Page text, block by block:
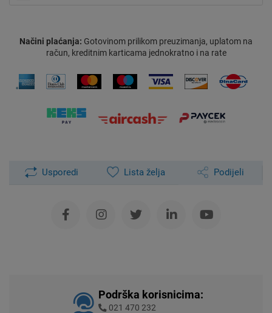
Načini plaćanja: Gotovinom prilikom preuzimanja, uplatom na
račun, kreditnim karticama jednokratno i na rate
Usporedi Lista želja Podijeli
Podrška korisnicima:
021 470 232